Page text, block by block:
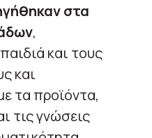
στα
,
και τους
και
τα προϊόντα,
τις γνώσεις